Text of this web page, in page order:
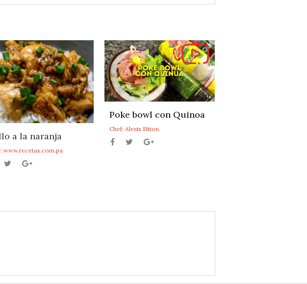
a la naranja
www.recetas.com.pa
Poke bowl con Quinoa
Chef: Alexis Sitton